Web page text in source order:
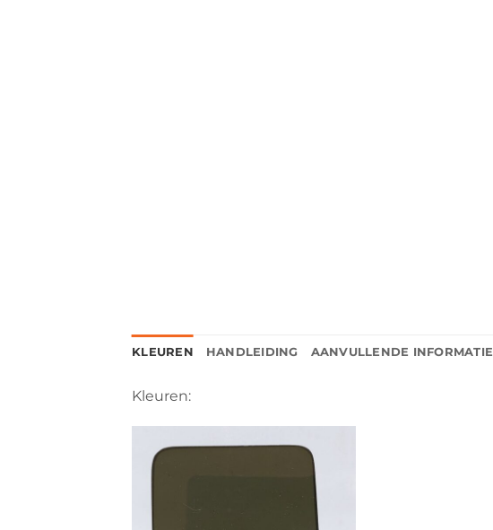
KLEUREN HANDLEIDING AANVULLENDE INFORMATIE
Kleuren: